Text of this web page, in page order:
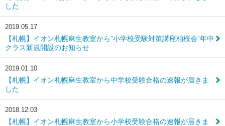
した
2019.05.17
【札幌】イオン札幌麻生教室から”小学校受験対策講座柏桜会”年中
クラス新規開設のお知らせ
2019.01.10
【札幌】イオン札幌麻生教室から中学校受験合格の速報が届きま
した
2018.12.03
【札幌】イオン札幌麻生教室から小学校受験合格の速報が届きま